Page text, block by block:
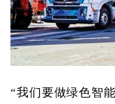
“我们要做绿色智